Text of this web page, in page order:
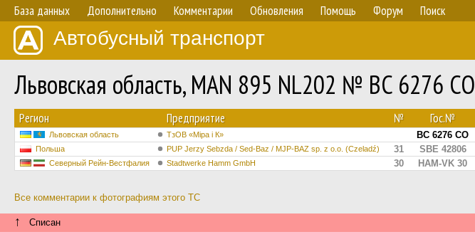
База данных Дополнительно Комментарии Обновления Помощь Форум Поиск
Автобусный транспорт
Львовская область, MAN 895 NL202 № BC 6276 CO
Регион Предприятие № Гос.№
Львовская область ТзОВ «Міра і К» BC 6276 CO
Польша PUP Jerzy Sebzda / Sed-Baz / MJP-BAZ sp. z o.o. (Czeladź) 31 SBE 42806
Северный Рейн-Вестфалия Stadtwerke Hamm GmbH 30 HAM-VK 30
Все комментарии к фотографиям этого ТС
↑ Списан